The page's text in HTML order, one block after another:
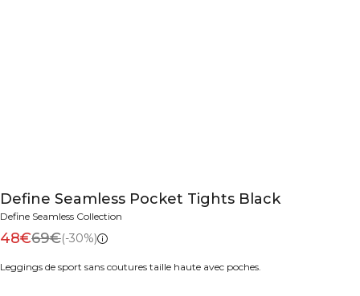
Define Seamless Pocket Tights Black
Define Seamless Collection
48€69€(-30%)
Leggings de sport sans coutures taille haute avec poches.